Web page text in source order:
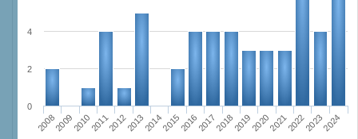
20082009201020112012201320142015201620172018201920202021202220232024
0
2
4